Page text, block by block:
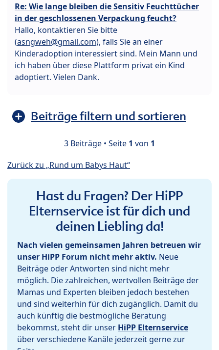
Re: Wie lange bleiben die Sensitiv Feuchttücher
in der geschlossenen Verpackung feucht?
Hallo, kontaktieren Sie bitte
(asngweh@gmail.com), falls Sie an einer
Kinderadoption interessiert sind. Mein Mann und
ich haben über diese Plattform privat ein Kind
adoptiert. Vielen Dank.
Beiträge filtern und sortieren
3 Beiträge • Seite 1 von 1
Zurück zu „Rund um Babys Haut“
Hast du Fragen? Der HiPP
Elternservice ist für dich und
deinen Liebling da!
Nach vielen gemeinsamen Jahren betreuen wir
unser HiPP Forum nicht mehr aktiv. Neue
Beiträge oder Antworten sind nicht mehr
möglich. Die zahlreichen, wertvollen Beiträge der
Mamas und Experten bleiben jedoch bestehen
und sind weiterhin für dich zugänglich. Damit du
auch künftig die bestmögliche Beratung
bekommst, steht dir unser HiPP Elternservice
über verschiedene Kanäle jederzeit gerne zur